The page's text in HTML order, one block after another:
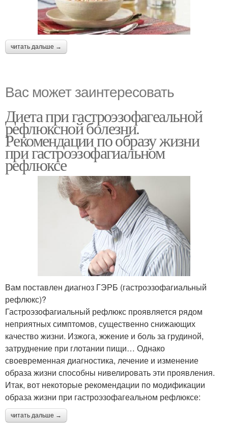
читать дальше →
Вас может заинтересовать
Диета при гастроэзофагеальной
рефлюксной болезни.
Рекомендации по образу жизни
при гастроэзофагиальном
рефлюксе
Вам поставлен диагноз ГЭРБ (гастроэзофагиальный
рефлюкс)?
Гастроэзофагиальный рефлюкс проявляется рядом
неприятных симптомов, существенно снижающих
качество жизни. Изжога, жжение и боль за грудиной,
затруднение при глотании пищи… Однако
своевременная диагностика, лечение и изменение
образа жизни способны нивелировать эти проявления.
Итак, вот некоторые рекомендации по модификации
образа жизни при гастроэзофагеальном рефлюксе:
читать дальше →